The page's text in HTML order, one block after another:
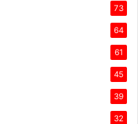
73
64
61
45
39
32